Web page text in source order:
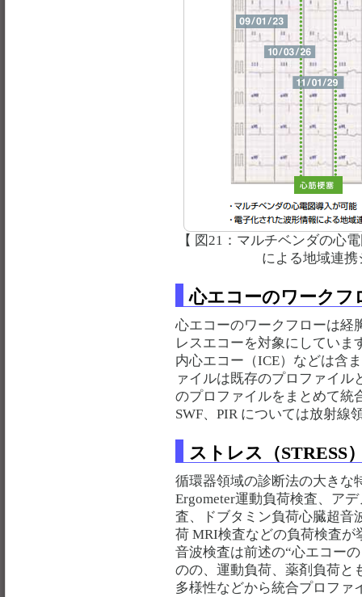
【 図21：マルチベンダの心
による地域連
心エコーのワークフ
心エコーのワークフローは経
レスエコーを対象にしていま
内心エコー（ICE）などは含
ァイルは既存のプロファイル
のプロファイルをまとめて統
SWF、PIR については放射線
ストレス（STRESS
循環器領域の診断法の大きな
Ergometer運動負荷検査、ア
査、ドブタミン負荷心臓超音
荷 MRI検査などの負荷検査
音波検査は前述の“心エコー
のの、運動負荷、薬剤負荷と
多様性などから統合プロファ